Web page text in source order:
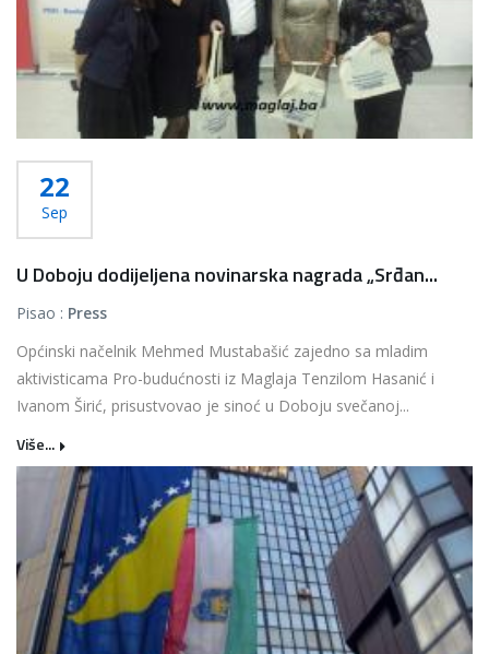
22
Sep
U Doboju dodijeljena novinarska nagrada „Srđan...
Pisao : Press
Općinski načelnik Mehmed Mustabašić zajedno sa mladim
aktivisticama Pro-budućnosti iz Maglaja Tenzilom Hasanić i
Ivanom Širić, prisustvovao je sinoć u Doboju svečanoj...
Više...